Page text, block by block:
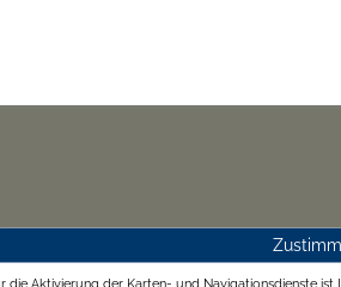
die Aktivierung der Karten- und Navigationsdienste